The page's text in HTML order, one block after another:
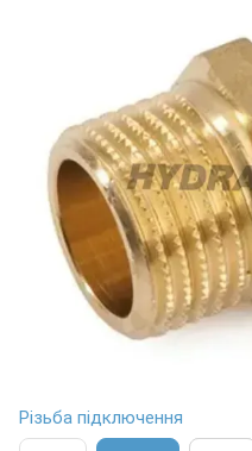
Різьба підключення